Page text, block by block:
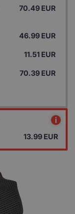
70.49 EUR
46.99 EUR
11.51 EUR
70.39 EUR
i
13.99 EUR